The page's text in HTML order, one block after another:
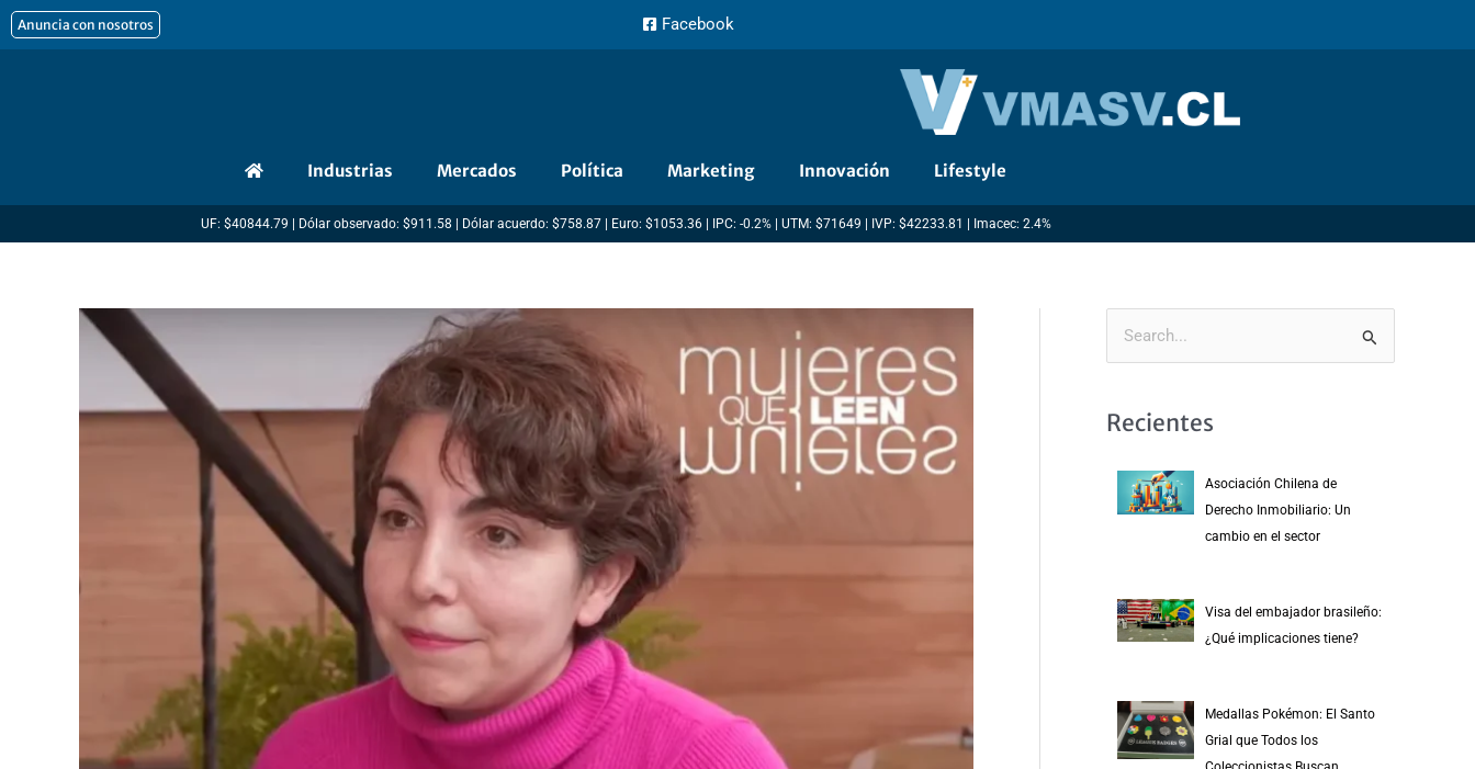
al
Anuncia con nosotros Facebook
Industrias Mercados Política Marketing Innovación Lifestyle
UF: $40844.79 | Dólar observado: $911.58 | Dólar acuerdo: $758.87 | Euro: $1053.36 | IPC: -0.2% | UTM: $71649 | IVP: $42233.81 | Imacec: 2.4%
Recientes
Asociación Chilena de
Derecho Inmobiliario: Un
cambio en el sector
Visa del embajador brasileño:
¿Qué implicaciones tiene?
Medallas Pokémon: El Santo
Grial que Todos los